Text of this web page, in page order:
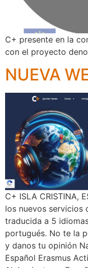
C+ presente en la
con el proyecto
NUEVA
C+ ISLA CRISTINA,
los nuevos servicios
traducida a 5
portugués. No te la
y danos tu opinión
Español Erasmus